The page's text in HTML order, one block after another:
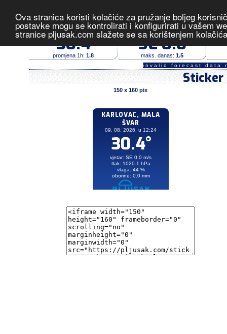
Ova stranica koristi kolačiće za pružanje boljeg
postavke mogu se kontrolirati i konfigurirati u vašem
stranice pljusak.com slažete se sa korištenjem
Karlovac, Mala Švarča- izmjerene
temperatura (°C)
30.4
promjena 1h: 1.8
vjetar (m/s)
SE 0.0
maks. danas: 1.5
invalid forecast data
Sticker
150 x 160 pix